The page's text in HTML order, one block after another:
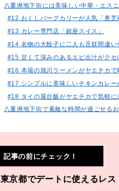
八重洲地下街には美味しい中華・エス
#12 おくしバーグカリーが人気「奥芝
#13 カレー専門店「銀座スイス」
#14 名物の大餃子に二人も舌鼓間違い
#15 甘くて深みのあるエビ出汁がクセ
#16 本場の旭川ラーメンがヤエチカで
#17 シンプルに美味しいチキンカレー
#18 タイの屋台飯がヤエチカで気軽に
八重洲地下街で素敵な時間が過ごせる
記事の前にチェック！
東京都でデートに使えるレ